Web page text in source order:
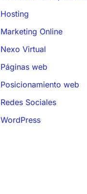
Hosting
Marketing Online
Nexo Virtual
Páginas web
Posicionamiento web
Redes Sociales
WordPress